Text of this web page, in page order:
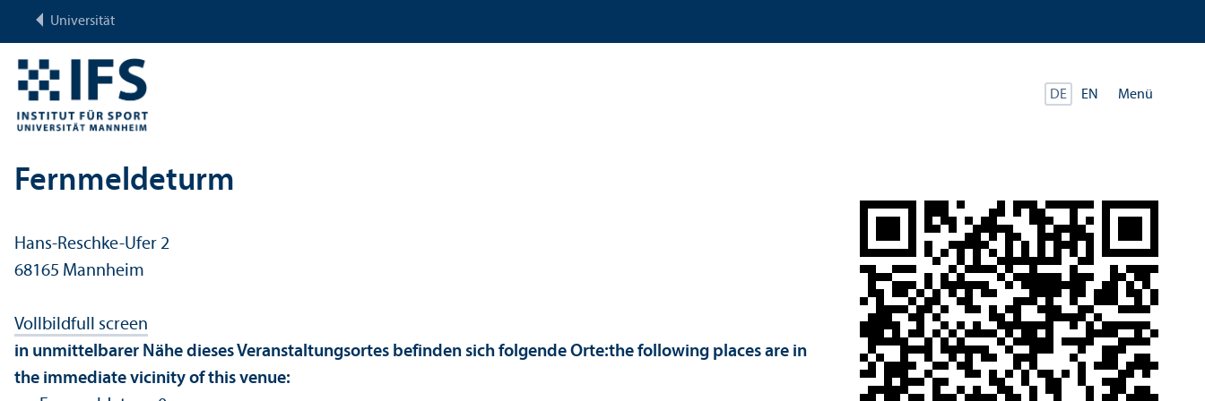
Universität
DE EN Menü
Fernmeldeturm
Hans-Reschke-Ufer 2
68165 Mannheim
Vollbildfull screen
in unmittelbarer Nähe dieses Veranstaltungsortes befinden sich folgende Orte:the following places are in
the immediate vicinity of this venue: